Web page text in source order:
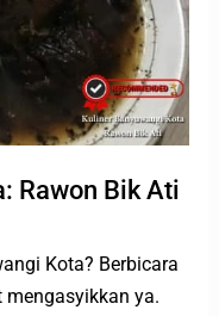
Rawon Bik Ati
Kota? Berbicara
ya.